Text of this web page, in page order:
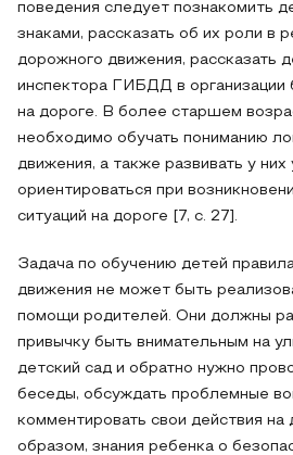
поведения следует познакомить
знаками, рассказать об их роли в
дорожного движения, рассказать
инспектора ГИБДД в организации
на дороге. В более старшем
необходимо обучать пониманию
движения, а также развивать у них
ориентироваться при
ситуаций на дороге [7, с. 27].
Задача по обучению детей
движения не может быть
помощи родителей. Они должны
привычку быть внимательным на
детский сад и обратно нужно
беседы, обсуждать проблемные
комментировать свои действия на
образом, знания ребенка о